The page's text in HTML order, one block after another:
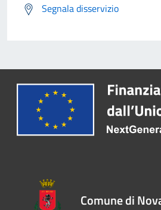
Segnala disservizio
Comune di